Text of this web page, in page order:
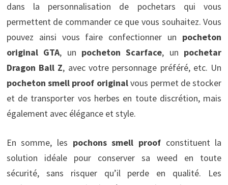
dans la personnalisation de pochetars qui vous
permettent de commander ce que vous souhaitez. Vous
pouvez ainsi vous faire confectionner un pocheton
original GTA, un pocheton Scarface, un pochetar
Dragon Ball Z, avec votre personnage préféré, etc. Un
pocheton smell proof originalvous permet de stocker
et de transporter vos herbes en toute discrétion, mais
également avec élégance et style.
En somme, les pochons smell proofconstituent la
solution idéale pour conserver sa weed en toute
sécurité, sans risquer qu’il perde en qualité. Les